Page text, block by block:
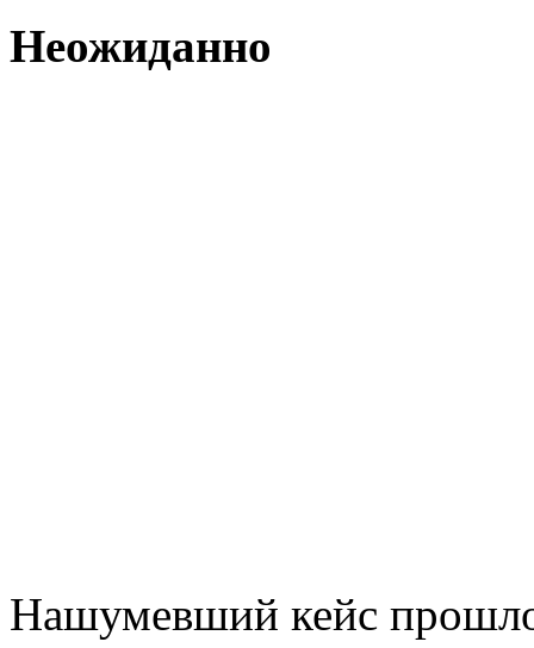
Неожиданно
Нашумевший кейс